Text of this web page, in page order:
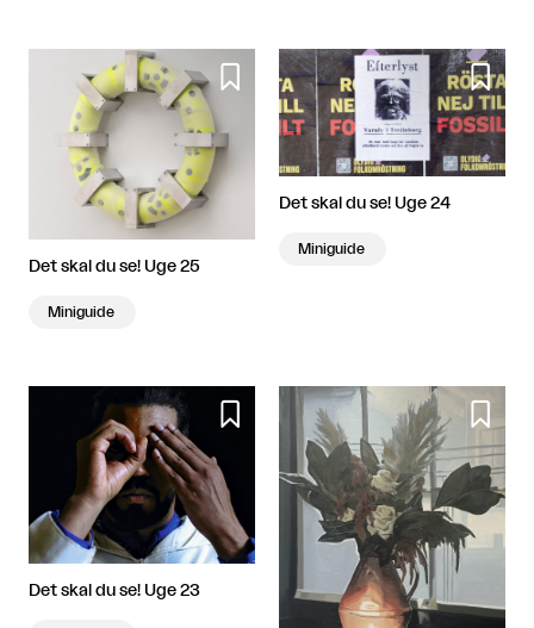

Det skal du se! Uge 25
Miniguide

Det skal du se! Uge 24
Miniguide

Det skal du se! Uge 23
